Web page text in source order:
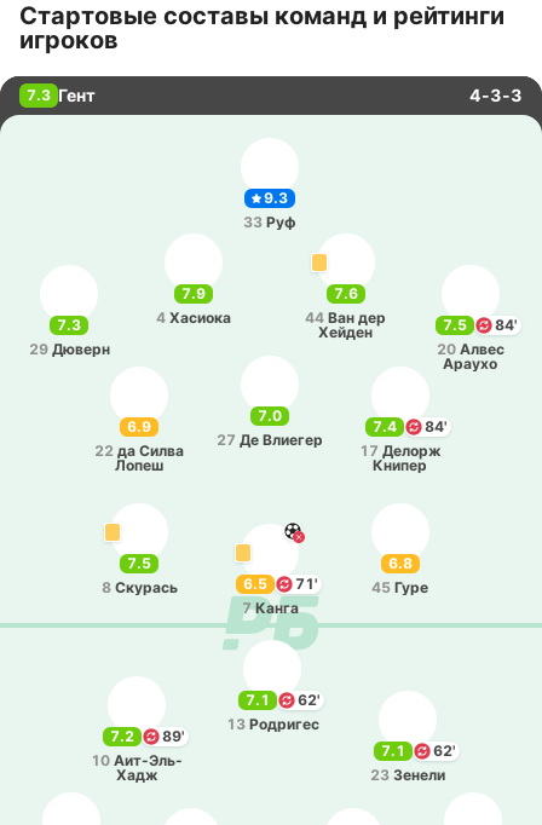
Стартовые составы команд и рейтинги
игроков
7.3 Гент 4-3-3
9.3
33 Руф
7.9
4 Ха­сио­ка
7.3
29 Дюверн
7.5
84'
20 Алвес
Араухо
7.6
44 Ван дер
Хейден
6.9
22 да Силва
Лопеш
7.4
84'
17 Делорж
Книпер
7.0
27 Де Влие­гер
6.5
71'
7 Канга
7.5
8 Ску­рась
6.8
45 Гуре
7.2
89'
10 Аи­т-Э­ль-
Хадж
7.1
62'
23 Зенели
7.1
62'
13 Ро­дри­гес